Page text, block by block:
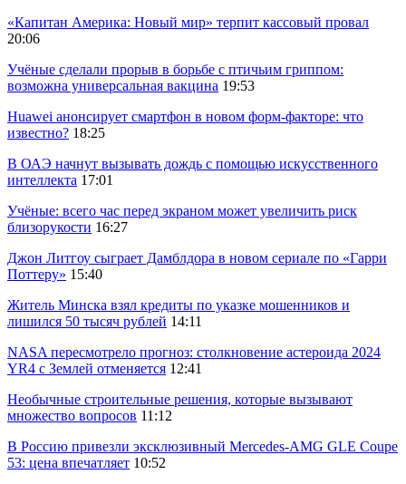
«Капитан Америка: Новый мир» терпит кассовый провал
20:06
Учёные сделали прорыв в борьбе с птичьим гриппом:
возможна универсальная вакцина 19:53
Huawei анонсирует смартфон в новом форм-факторе: что
известно? 18:25
В ОАЭ начнут вызывать дождь с помощью искусственного
интеллекта 17:01
Учёные: всего час перед экраном может увеличить риск
близорукости 16:27
Джон Литгоу сыграет Дамблдора в новом сериале по «Гарри
Поттеру» 15:40
Житель Минска взял кредиты по указке мошенников и
лишился 50 тысяч рублей 14:11
NASA пересмотрело прогноз: столкновение астероида 2024
YR4 с Землей отменяется 12:41
Необычные строительные решения, которые вызывают
множество вопросов 11:12
В Россию привезли эксклюзивный Mercedes-AMG GLE Coupe
53: цена впечатляет 10:52